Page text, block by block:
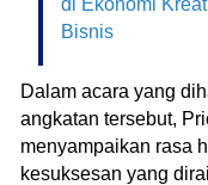
Bisnis
Dalam acara yang
angkatan tersebut,
menyampaikan rasa
kesuksesan yang